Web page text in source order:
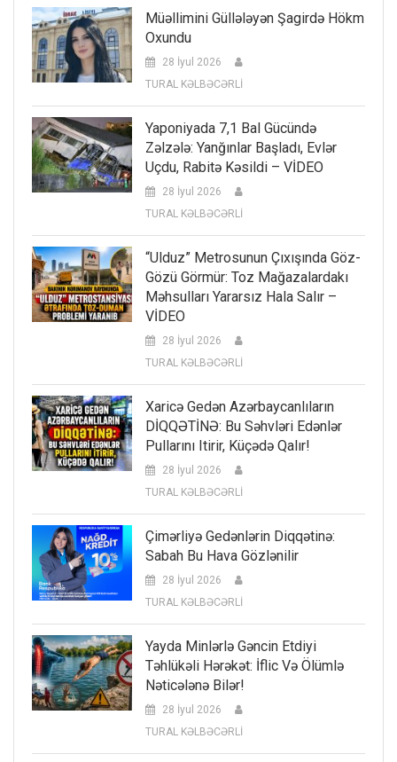
Müəllimini Güllələyən Şagirdə Hökm
Oxundu
28 İyul 2026
TURAL KƏLBƏCƏRLİ
Yaponiyada 7,1 Bal Gücündə
Zəlzələ: Yanğınlar Başladı, Evlər
Uçdu, Rabitə Kəsildi – VİDEO
28 İyul 2026
TURAL KƏLBƏCƏRLİ
“Ulduz” Metrosunun Çıxışında Göz-
Gözü Görmür: Toz Mağazalardakı
Məhsulları Yararsız Hala Salır –
VİDEO
28 İyul 2026
TURAL KƏLBƏCƏRLİ
Xaricə Gedən Azərbaycanlıların
DİQQƏTİNƏ: Bu Səhvləri Edənlər
Pullarını Itirir, Küçədə Qalır!
28 İyul 2026
TURAL KƏLBƏCƏRLİ
Çimərliyə Gedənlərin Diqqətinə:
Sabah Bu Hava Gözlənilir
28 İyul 2026
TURAL KƏLBƏCƏRLİ
Yayda Minlərlə Gəncin Etdiyi
Təhlükəli Hərəkət: İflic Və Ölümlə
Nəticələnə Bilər!
28 İyul 2026
TURAL KƏLBƏCƏRLİ